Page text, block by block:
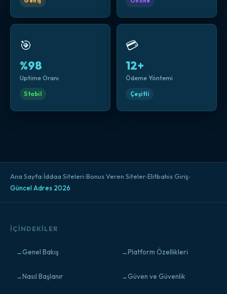
🎯
%98
Uptime Oranı
Stabil
💳
12+
Ödeme Yöntemi
Çeşitli
Ana Sayfa›İddaa Siteleri›Bonus Veren Siteler›Elitbahis Giriş›
Güncel Adres 2026
İÇINDEKILER
Genel Bakış Platform Özellikleri
Nasıl Başlanır Güven ve Güvenlik